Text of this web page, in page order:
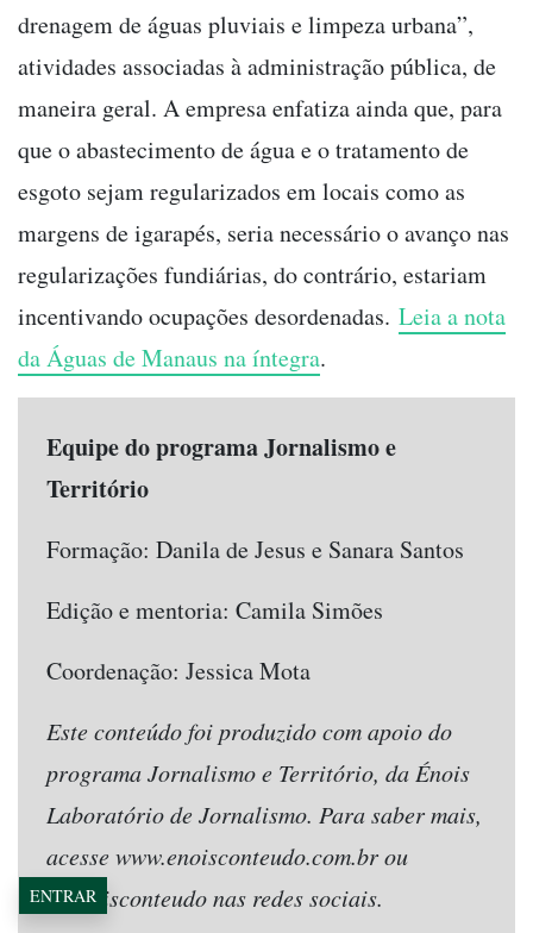
drenagem de águas pluviais e limpeza urbana”,
atividades associadas à administração pública, de
maneira geral. A empresa enfatiza ainda que, para
que o abastecimento de água e o tratamento de
esgoto sejam regularizados em locais como as
margens de igarapés, seria necessário o avanço nas
regularizações fundiárias, do contrário, estariam
incentivando ocupações desordenadas. Leia a nota
da Águas de Manaus na íntegra.
Equipe do programa Jornalismo e
Território
Formação: Danila de Jesus e Sanara Santos
Edição e mentoria: Camila Simões
Coordenação: Jessica Mota
Este conteúdo foi produzido com apoio do
programa Jornalismo e Território, da Énois
Laboratório de Jornalismo. Para saber mais,
acesse www.enoisconteudo.com.br ou
@enoisconteudo nas redes sociais.
ENTRAR